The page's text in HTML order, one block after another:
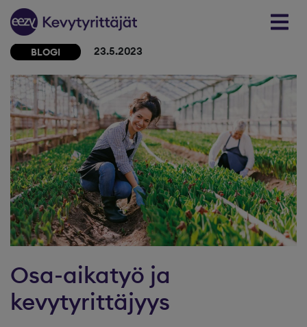
Skip to content
BLOGI 23.5.2023
Osa-aikatyö ja
kevytyrittäjyys